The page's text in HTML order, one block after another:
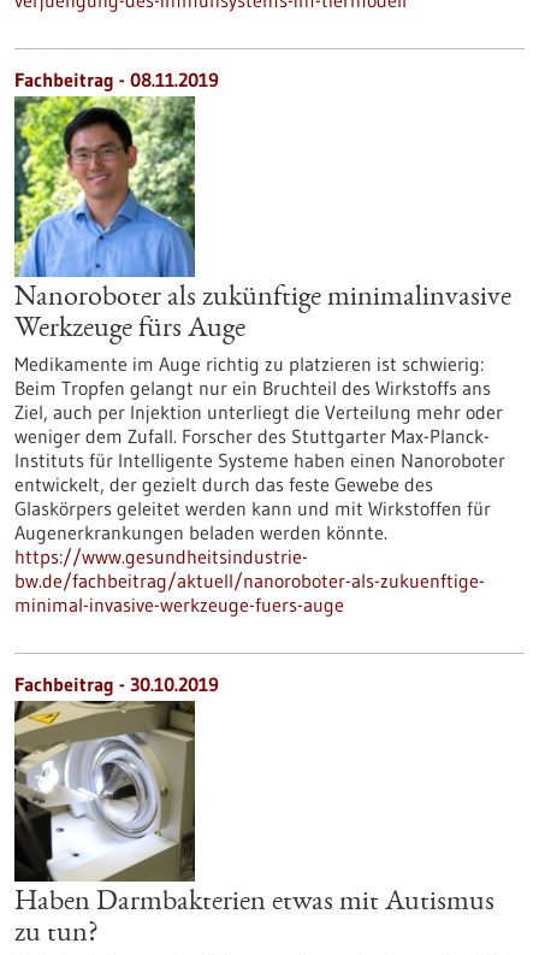
Fachbeitrag - 08.11.2019
Nanoroboter als zukünftige minimalinvasive
Werkzeuge fürs Auge
Medikamente im Auge richtig zu platzieren ist schwierig:
Beim Tropfen gelangt nur ein Bruchteil des Wirkstoffs ans
Ziel, auch per Injektion unterliegt die Verteilung mehr oder
weniger dem Zufall. Forscher des Stuttgarter Max-Planck-
Instituts für Intelligente Systeme haben einen Nanoroboter
entwickelt, der gezielt durch das feste Gewebe des
Glaskörpers geleitet werden kann und mit Wirkstoffen für
Augenerkrankungen beladen werden könnte.
https://www.gesundheitsindustrie-
bw.de/fachbeitrag/aktuell/nanoroboter-als-zukuenftige-
minimal-invasive-werkzeuge-fuers-auge
Fachbeitrag - 30.10.2019
Haben Darmbakterien etwas mit Autismus
zu tun?